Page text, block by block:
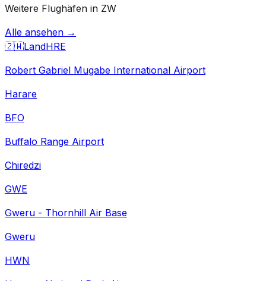
Weitere Flughäfen in ZW
Alle ansehen →
🇿🇼LandHRE
Robert Gabriel Mugabe International Airport
Harare
BFO
Buffalo Range Airport
Chiredzi
GWE
Gweru - Thornhill Air Base
Gweru
HWN